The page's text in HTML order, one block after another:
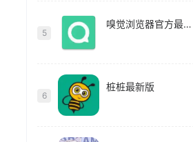
5
嗅觉浏览器官方最新版
6
桩桩最新版